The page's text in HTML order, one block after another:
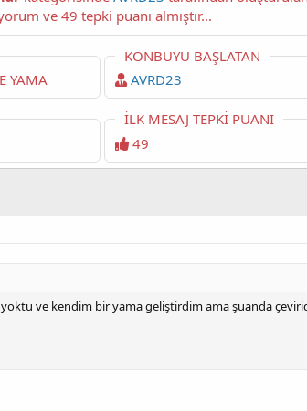
Bu konu şimdiye dek 8,609 kez görüntülenmiş, 87 yorum ve 49 tepki puanı almıştır...
YAMA
KONBUYU BAŞLATAN
AVRD23
İLK MESAJ TEPKI PUANI
49
ve kendim bir yama geliştirdim ama şuanda